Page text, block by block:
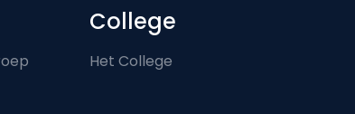
College
Het College